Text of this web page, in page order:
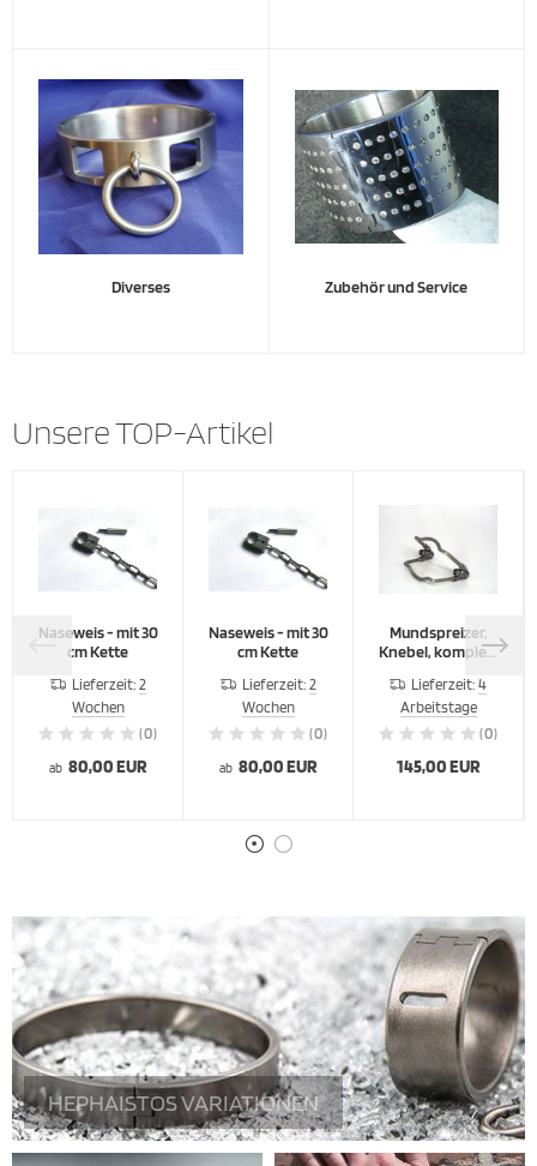
Diverses Zubehör und Service
Unsere TOP-Artikel
Naseweis - mit 30
cm Kette
Lieferzeit: 2
Wochen
(0)
ab 80,00 EUR
Naseweis - mit 30
cm Kette
Lieferzeit: 2
Wochen
(0)
ab 80,00 EUR
Mundspreizer,
Knebel, komplett
Lieferzeit: 4
Arbeitstage
(0)
145,00 EUR
HEPHAISTOS VARIATIONEN